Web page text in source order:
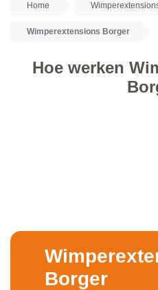
Home
Wimperextensions Borger
Hoe werken
Borger